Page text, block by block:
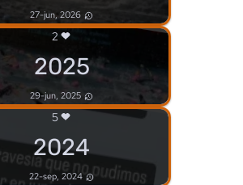
27-jun, 2026
2
2025
29-jun, 2025
5
2024
22-sep, 2024